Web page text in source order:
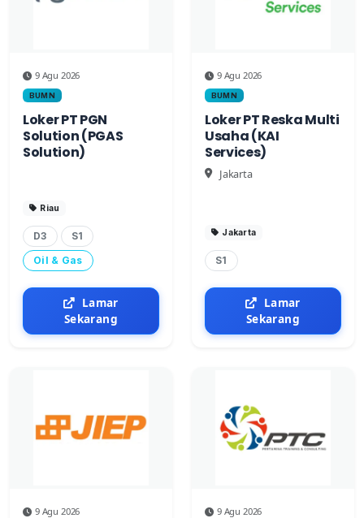
9 Agu 2026
BUMN
Loker PT PGN
Solution (PGAS
Solution)
Riau
D3
S1
Oil & Gas
Lamar
Sekarang
9 Agu 2026
BUMN
Loker PT Reska Multi
Usaha (KAI
Services)
Jakarta
Jakarta
S1
Lamar
Sekarang
9 Agu 2026 9 Agu 2026